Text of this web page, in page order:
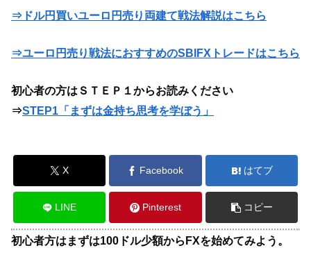
⇒ドル円買いユーロ円売り両建て戦法解説はこちら
⇒ユーロ円売り戦法におすすめのSBIFXトレードはこちら
初心者の方はＳＴＥＰ１からお読みください
⇒STEP1「まずは金持ち思考を学ぼう」
X Facebook はてブ
LINE Pinterest コピー
初心者方はまずは100ドル少額からFXを始めてみよう。